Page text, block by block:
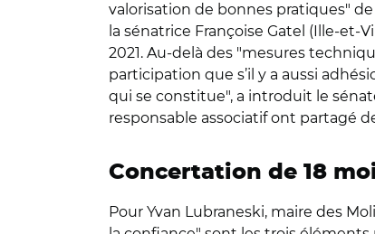
valorisation de bonnes pratiques"
la sénatrice Françoise Gatel (Ille-
2021. Au-delà des "mesures
participation que s’il y a aussi
qui se constitue", a introduit le
responsable associatif ont partagé
Concertation de 18
Pour Yvan Lubraneski, maire des